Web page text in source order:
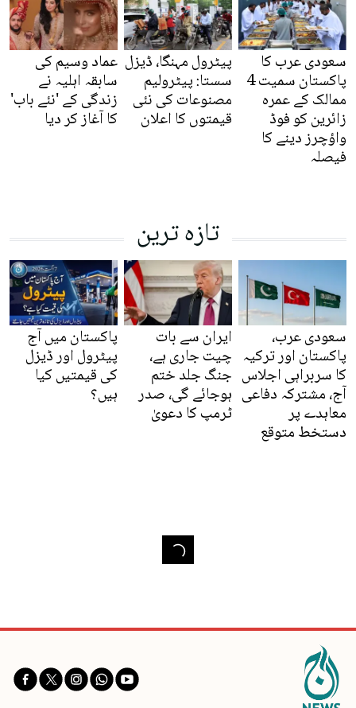
سعودی عرب کا
پاکستان سمیت 4
ممالک کے عمرہ
زائرین کو فوڈ
واؤچرز دینے کا
فیصلہ
پیٹرول مہنگا، ڈیزل
سستا: پیٹرولیم
مصنوعات کی نئی
قیمتوں کا اعلان
عماد وسیم کی
سابقہ اہلیہ نے
زندگی کے 'نئے باب'
کا آغاز کر دیا
تازہ ترین
سعودی عرب،
پاکستان اور ترکیہ
کا سربراہی اجلاس
آج، مشترکہ دفاعی
معاہدے پر
دستخط متوقع
ایران سے بات
چیت جاری ہے،
جنگ جلد ختم
ہوجائے گی، صدر
ٹرمپ کا دعویٰ
پاکستان میں آج
پیٹرول اور ڈیزل
کی قیمتیں کیا
ہیں؟